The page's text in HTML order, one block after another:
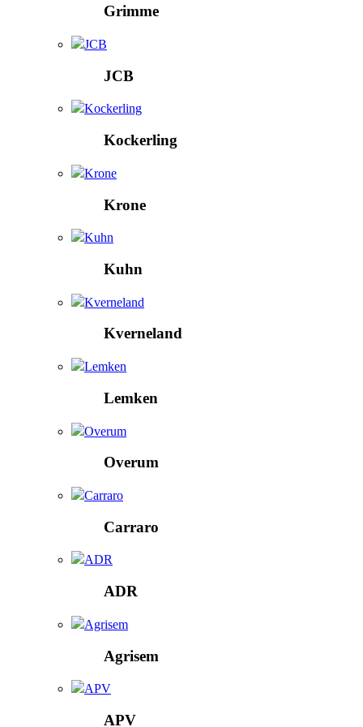
Grimme
JCB
JCB
Kockerling
Kockerling
Krone
Krone
Kuhn
Kuhn
Kverneland
Kverneland
Lemken
Lemken
Overum
Overum
Carraro
Carraro
ADR
ADR
Agrisem
Agrisem
APV
APV